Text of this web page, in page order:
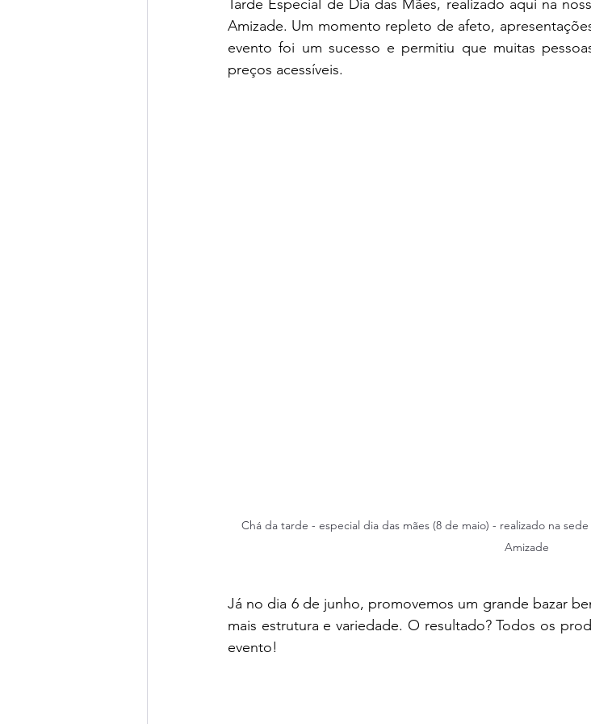
Tarde Especial de Dia das Mães, realizado aqui na
Amizade. Um momento repleto de afeto,
evento foi um sucesso e permitiu que muitas
preços acessíveis.
Chá da tarde - especial dia das mães (8 de maio) - realizado na
Amizade
Já no dia 6 de junho, promovemos um grande bazar
mais estrutura e variedade. O resultado? Todos os
evento!